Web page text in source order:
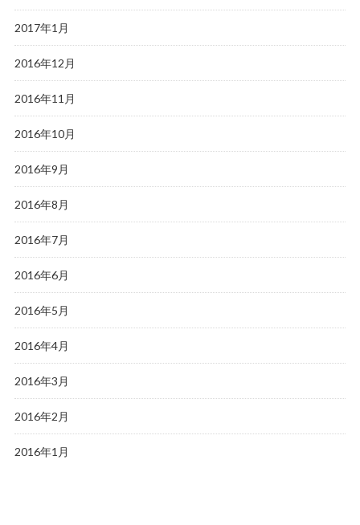
2017年1月
2016年12月
2016年11月
2016年10月
2016年9月
2016年8月
2016年7月
2016年6月
2016年5月
2016年4月
2016年3月
2016年2月
2016年1月